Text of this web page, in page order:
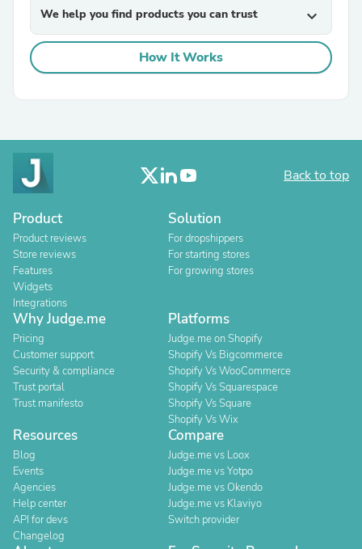
We help you find products you can trust expand_more
How It Works
Back to top
Product
Product reviews
Store reviews
Features
Widgets
Integrations
Solution
For dropshippers
For starting stores
For growing stores
Why Judge.me
Pricing
Customer support
Security & compliance
Trust portal
Trust manifesto
Platforms
Judge.me on Shopify
Shopify Vs Bigcommerce
Shopify Vs WooCommerce
Shopify Vs Squarespace
Shopify Vs Square
Shopify Vs Wix
Resources
Blog
Events
Agencies
Help center
API for devs
Changelog
Compare
Judge.me vs Loox
Judge.me vs Yotpo
Judge.me vs Okendo
Judge.me vs Klaviyo
Switch provider